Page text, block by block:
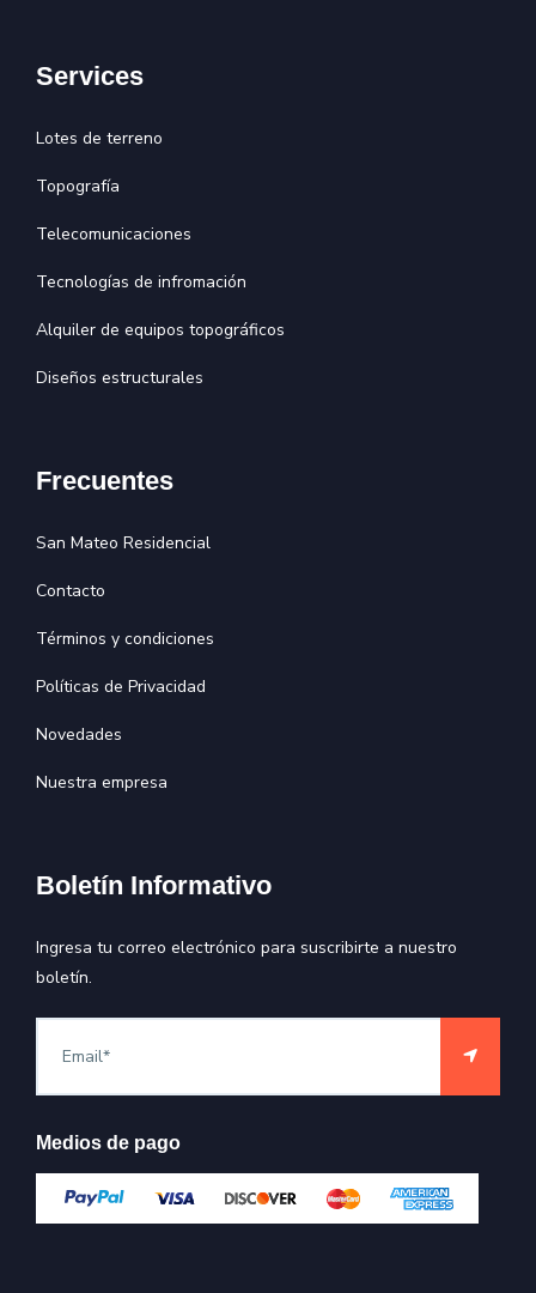
Services
Lotes de terreno
Topografía
Telecomunicaciones
Tecnologías de infromación
Alquiler de equipos topográficos
Diseños estructurales
Frecuentes
San Mateo Residencial
Contacto
Términos y condiciones
Políticas de Privacidad
Novedades
Nuestra empresa
Boletín Informativo
Ingresa tu correo electrónico para suscribirte a nuestro
boletín.
Medios de pago